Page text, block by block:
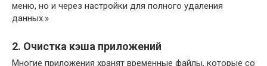
меню, но и через настройки для полного удаления
данных.»
2. Очистка кэша приложений
Многие приложения хранят временные файлы, которые со